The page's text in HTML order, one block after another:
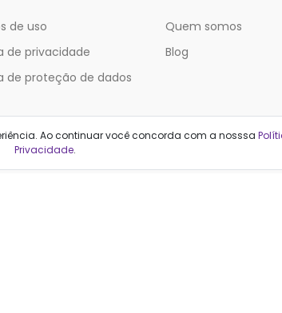
de uso
de privacidade
de proteção de dados
Quem somos
Blog
Ao continuar você concorda com a nosssa
Privacidade.